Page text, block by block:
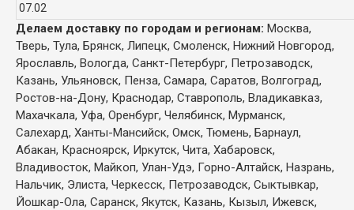
07.02
Делаем доставку по городам и регионам: Москва,
Тверь, Тула, Брянск, Липецк, Смоленск, Нижний Новгород,
Ярославль, Вологда, Санкт-Петербург, Петрозаводск,
Казань, Ульяновск, Пенза, Самара, Саратов, Волгоград,
Ростов-на-Дону, Краснодар, Ставрополь, Владикавказ,
Махачкала, Уфа, Оренбург, Челябинск, Мурманск,
Салехард, Ханты-Мансийск, Омск, Тюмень, Барнаул,
Абакан, Красноярск, Иркутск, Чита, Хабаровск,
Владивосток, Майкоп, Улан-Удэ, Горно-Алтайск, Назрань,
Нальчик, Элиста, Черкесск, Петрозаводск, Сыктывкар,
Йошкар-Ола, Саранск, Якутск, Казань, Кызыл, Ижевск,